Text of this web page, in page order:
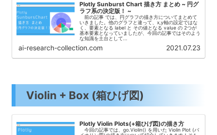
Plotly Sunburst Chart 描き方 まとめ ~ 円グ
ラフ系の決定版！ ~
前の記事 では、円グラフの描き方についてまとめて
いきました。他のグラフと違って、x,y軸の設定ではな
く、要素となる label と その値となる value の 2つが
基本要素となっていましたが、今回の記事ではそのよう
な知識を土台として...
ai-research-collection.com 2021.07.23
Violin + Box (箱ひげ図)
Plotly Violin Plots(+箱ひげ図)の描き方
今回の記事では、go.Violin() を用いた Violin Plot (バ